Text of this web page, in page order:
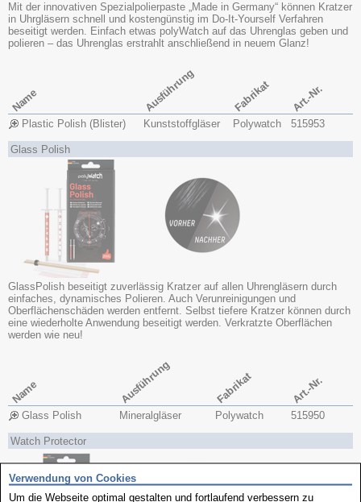
Mit der innovativen Spezialpolierpaste „Made in Germany“ können Kratzer
in Uhrgläsern schnell und kostengünstig im Do-It-Yourself Verfahren
beseitigt werden. Einfach etwas polyWatch auf das Uhrenglas geben und
polieren – das Uhrenglas erstrahlt anschließend in neuem Glanz!
Name Ausführung Fabrikat Art.-Nr.
Plastic Polish (Blister) Kunststoffgläser Polywatch 515953
Glass Polish
GlassPolish beseitigt zuverlässig Kratzer auf allen Uhrengläsern durch
einfaches, dynamisches Polieren. Auch Verunreinigungen und
Oberflächenschäden werden entfernt. Selbst tiefere Kratzer können durch
eine wiederholte Anwendung beseitigt werden. Verkratzte Oberflächen
werden wie neu!
Name Ausführung Fabrikat Art.-Nr.
Glass Polish Mineralgläser Polywatch 515950
Watch Protector
Verwendung von Cookies
Um die Webseite optimal gestalten und fortlaufend verbessern zu